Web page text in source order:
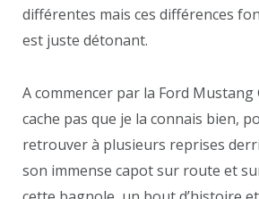
différentes mais ces différences
est juste détonant.
A commencer par la Ford Mustang
cache pas que je la connais bien,
retrouver à plusieurs reprises
son immense capot sur route et